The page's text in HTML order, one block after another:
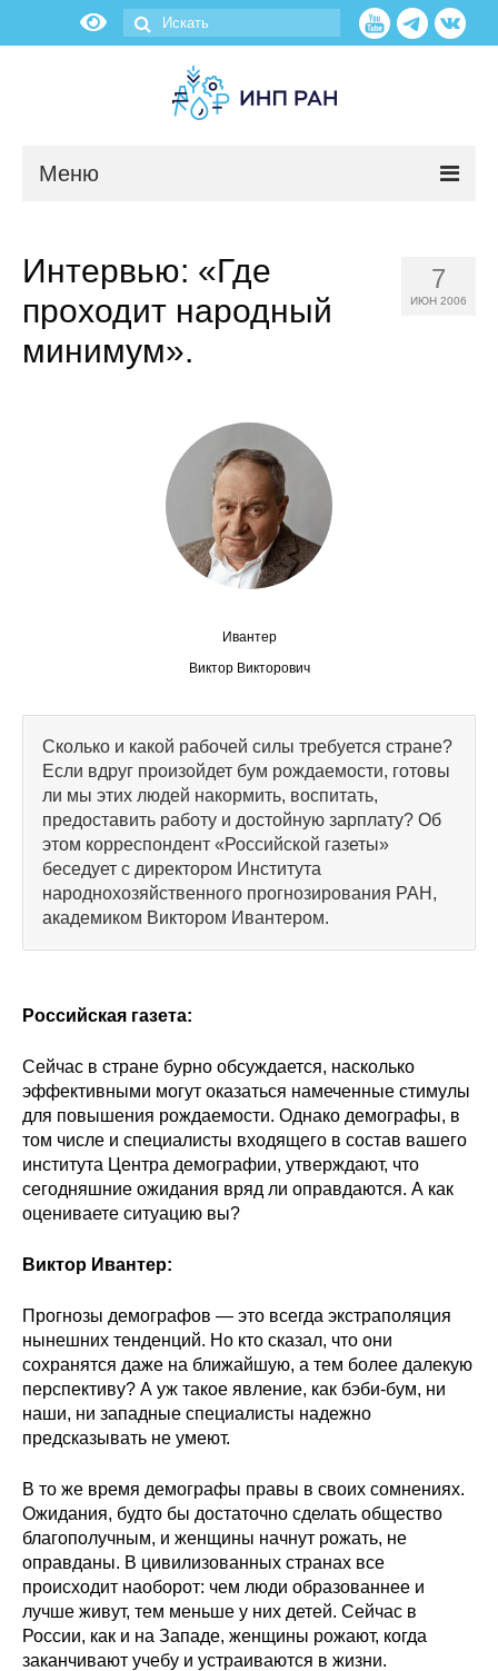
Меню
Об институте
Администрация
Сотрудники
Отчетность
Материалы для СМИ
Научная жизнь
Издания
Проблемы прогнозирования
О журнале
Редакционная этика
Информация для авторов
Общие требования
Стандарты оформления
Выпуски
Редакционная этика
Информация для авторов
Общие требования
Стандарты оформления
Семинары
Энергетический семинар
7
ИЮН 2006
Интервью: «Где
проходит народный
минимум».
Ивантер
Виктор Викторович
Сколько и какой рабочей силы требуется стране?
Если вдруг произойдет бум рождаемости, готовы
ли мы этих людей накормить, воспитать,
предоставить работу и достойную зарплату? Об
этом корреспондент «Российской газеты»
беседует с директором Института
народнохозяйственного прогнозирования РАН,
академиком Виктором Ивантером.
Российская газета:
Сейчас в стране бурно обсуждается, насколько
эффективными могут оказаться намеченные стимулы
для повышения рождаемости. Однако демографы, в
том числе и специалисты входящего в состав вашего
института Центра демографии, утверждают, что
сегодняшние ожидания вряд ли оправдаются. А как
оцениваете ситуацию вы?
Виктор Ивантер:
Прогнозы демографов — это всегда экстраполяция
нынешних тенденций. Но кто сказал, что они
сохранятся даже на ближайшую, а тем более далекую
перспективу? А уж такое явление, как бэби-бум, ни
наши, ни западные специалисты надежно
предсказывать не умеют.
В то же время демографы правы в своих сомнениях.
Ожидания, будто бы достаточно сделать общество
благополучным, и женщины начнут рожать, не
оправданы. В цивилизованных странах все
происходит наоборот: чем люди образованнее и
лучше живут, тем меньше у них детей. Сейчас в
России, как и на Западе, женщины рожают, когда
заканчивают учебу и устраиваются в жизни.